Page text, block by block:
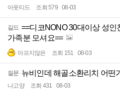
아웃티드 조회 579 08-03
길드 ==디코NONO 30대이상 성
가족분 모셔요==
아프지않은 조회 151 08-03
질문 뉴비인데 해골소환리치 어떤
나고양 조회 431 08-03